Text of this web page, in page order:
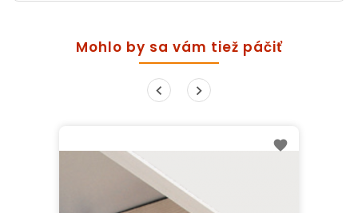
Mohlo by sa vám tiež páčiť